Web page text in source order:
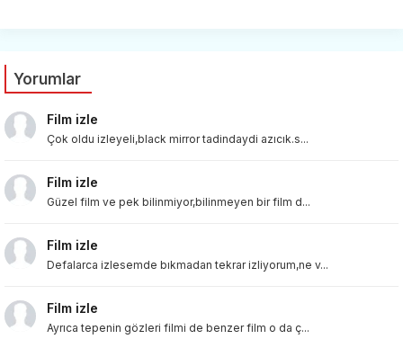
Yorumlar
Film izle
Çok oldu izleyeli,black mirror tadindaydi azıcık.s...
Film izle
Güzel film ve pek bilinmiyor,bilinmeyen bir film d...
Film izle
Defalarca izlesemde bıkmadan tekrar izliyorum,ne v...
Film izle
Ayrıca tepenin gözleri filmi de benzer film o da ç...